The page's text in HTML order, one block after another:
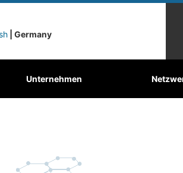
| Germany
Wo finden sich unsere Produkte?
Mechanischer
Kohlenstoff
Unternehmen